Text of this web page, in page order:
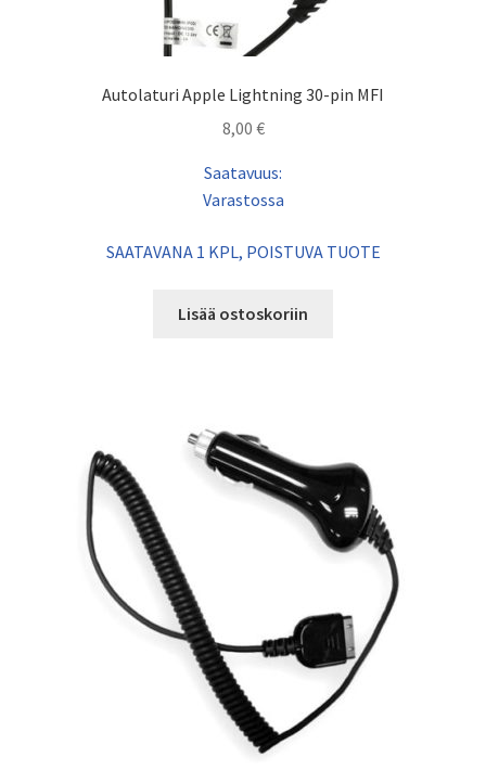
Autolaturi Apple Lightning 30-pin MFI
8,00 €
Saatavuus:
Varastossa
SAATAVANA 1 KPL, POISTUVA TUOTE
Lisää ostoskoriin